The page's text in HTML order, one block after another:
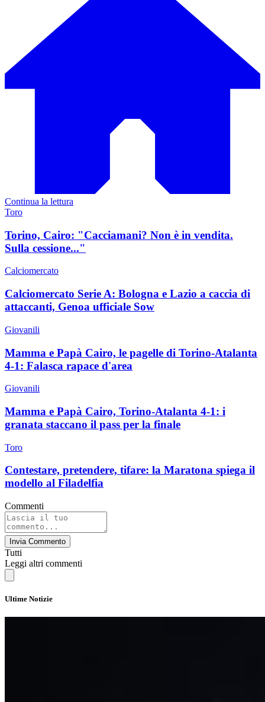
Continua la lettura
Toro
Torino, Cairo: "Cacciamani? Non è in vendita.
Sulla cessione..."
Calciomercato
Calciomercato Serie A: Bologna e Lazio a caccia di
attaccanti, Genoa ufficiale Sow
Giovanili
Mamma e Papà Cairo, le pagelle di Torino-Atalanta
4-1: Falasca rapace d'area
Giovanili
Mamma e Papà Cairo, Torino-Atalanta 4-1: i
granata staccano il pass per la finale
Toro
Contestare, pretendere, tifare: la Maratona spiega il
modello al Filadelfia
Commenti
Invia Commento
Tutti
Leggi altri commenti
Ultime Notizie